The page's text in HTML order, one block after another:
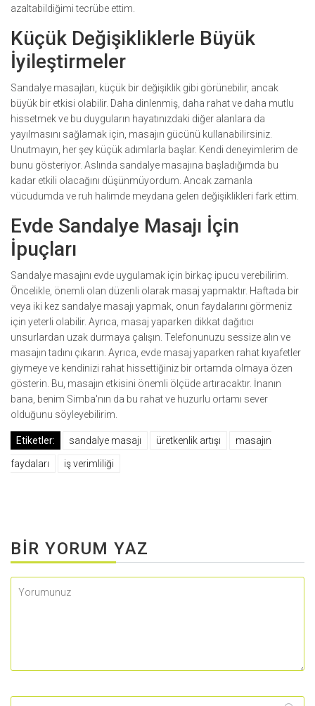
azaltabildiğimi tecrübe ettim.
Küçük Değişikliklerle Büyük
İyileştirmeler
Sandalye masajları, küçük bir değişiklik gibi görünebilir, ancak
büyük bir etkisi olabilir. Daha dinlenmiş, daha rahat ve daha mutlu
hissetmek ve bu duyguların hayatınızdaki diğer alanlara da
yayılmasını sağlamak için, masajın gücünü kullanabilirsiniz.
Unutmayın, her şey küçük adımlarla başlar. Kendi deneyimlerim de
bunu gösteriyor. Aslında sandalye masajına başladığımda bu
kadar etkili olacağını düşünmüyordum. Ancak zamanla
vücudumda ve ruh halimde meydana gelen değişiklikleri fark ettim.
Evde Sandalye Masajı İçin
İpuçları
Sandalye masajını evde uygulamak için birkaç ipucu verebilirim.
Öncelikle, önemli olan düzenli olarak masaj yapmaktır. Haftada bir
veya iki kez sandalye masajı yapmak, onun faydalarını görmeniz
için yeterli olabilir. Ayrıca, masaj yaparken dikkat dağıtıcı
unsurlardan uzak durmaya çalışın. Telefonunuzu sessize alın ve
masajın tadını çıkarın. Ayrıca, evde masaj yaparken rahat kıyafetler
giymeye ve kendinizi rahat hissettiğiniz bir ortamda olmaya özen
gösterin. Bu, masajın etkisini önemli ölçüde artıracaktır. İnanın
bana, benim Simba'nın da bu rahat ve huzurlu ortamı sever
olduğunu söyleyebilirim.
Etiketler: sandalye masajı üretkenlik artışı masajın
faydaları iş verimliliği
BIR YORUM YAZ